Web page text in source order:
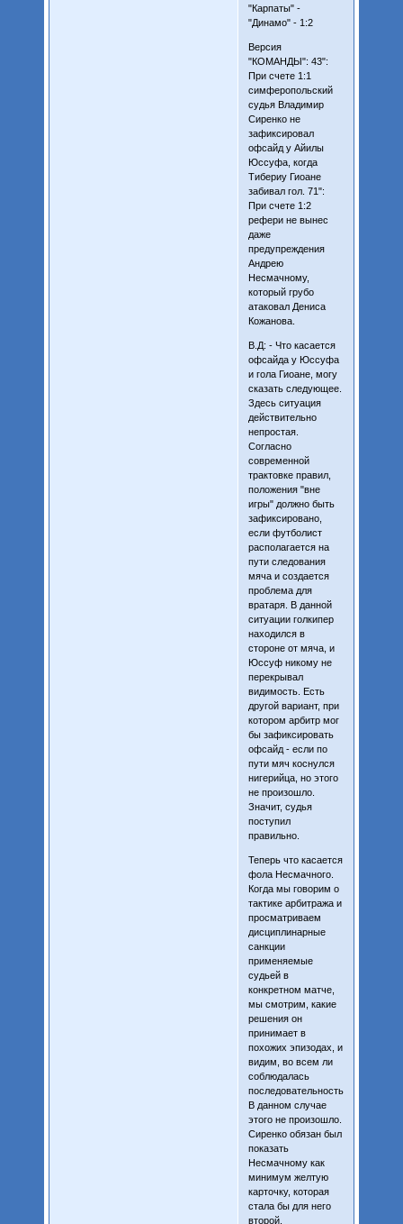
"Карпаты" -
"Динамо" - 1:2
Версия
"КОМАНДЫ": 43":
При счете 1:1
симферопольский
судья Владимир
Сиренко не
зафиксировал
офсайд у Айилы
Юссуфа, когда
Тибериу Гиоане
забивал гол. 71":
При счете 1:2
рефери не вынес
даже
предупреждения
Андрею
Несмачному,
который грубо
атаковал Дениса
Кожанова.
В.Д: - Что касается
офсайда у Юссуфа
и гола Гиоане, могу
сказать следующее.
Здесь ситуация
действительно
непростая.
Согласно
современной
трактовке правил,
положения "вне
игры" должно быть
зафиксировано,
если футболист
располагается на
пути следования
мяча и создается
проблема для
вратаря. В данной
ситуации голкипер
находился в
стороне от мяча, и
Юссуф никому не
перекрывал
видимость. Есть
другой вариант, при
котором арбитр мог
бы зафиксировать
офсайд - если по
пути мяч коснулся
нигерийца, но этого
не произошло.
Значит, судья
поступил
правильно.
Теперь что касается
фола Несмачного.
Когда мы говорим о
тактике арбитража и
просматриваем
дисциплинарные
санкции
применяемые
судьей в
конкретном матче,
мы смотрим, какие
решения он
принимает в
похожих эпизодах, и
видим, во всем ли
соблюдалась
последовательность.
В данном случае
этого не произошло.
Сиренко обязан был
показать
Несмачному как
минимум желтую
карточку, которая
стала бы для него
второй.